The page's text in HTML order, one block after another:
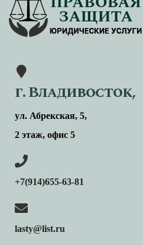
г. Владивосток,
ул. Абрекская, 5,
2 этаж, офис 5
+7(914)655-63-81
lasty@list.ru